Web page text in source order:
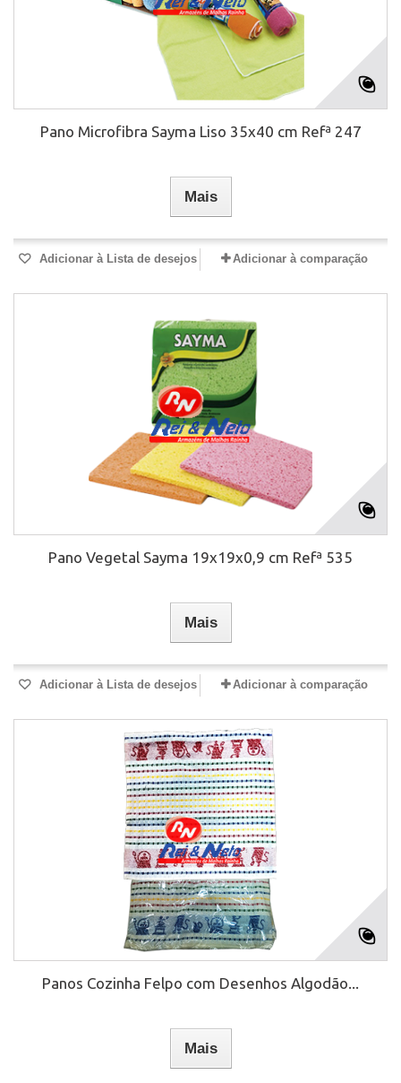
Pano Microfibra Sayma Liso 35x40 cm Refª 247
Mais
Adicionar à Lista de desejos Adicionar à comparação
Pano Vegetal Sayma 19x19x0,9 cm Refª 535
Mais
Adicionar à Lista de desejos Adicionar à comparação
Panos Cozinha Felpo com Desenhos Algodão...
Mais